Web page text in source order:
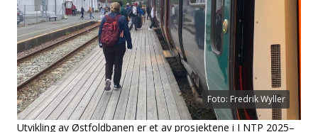
Foto: Fredrik Wyller
Utvikling av Østfoldbanen er et av prosjektene i I NTP 2025–